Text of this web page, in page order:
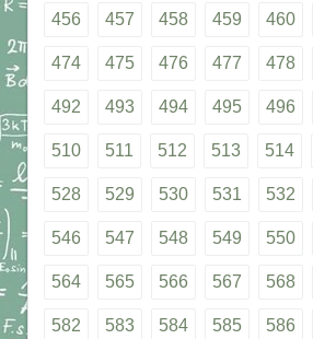
456 457 458 459 460
474 475 476 477 478
492 493 494 495 496
510 511 512 513 514
528 529 530 531 532
546 547 548 549 550
564 565 566 567 568
582 583 584 585 586